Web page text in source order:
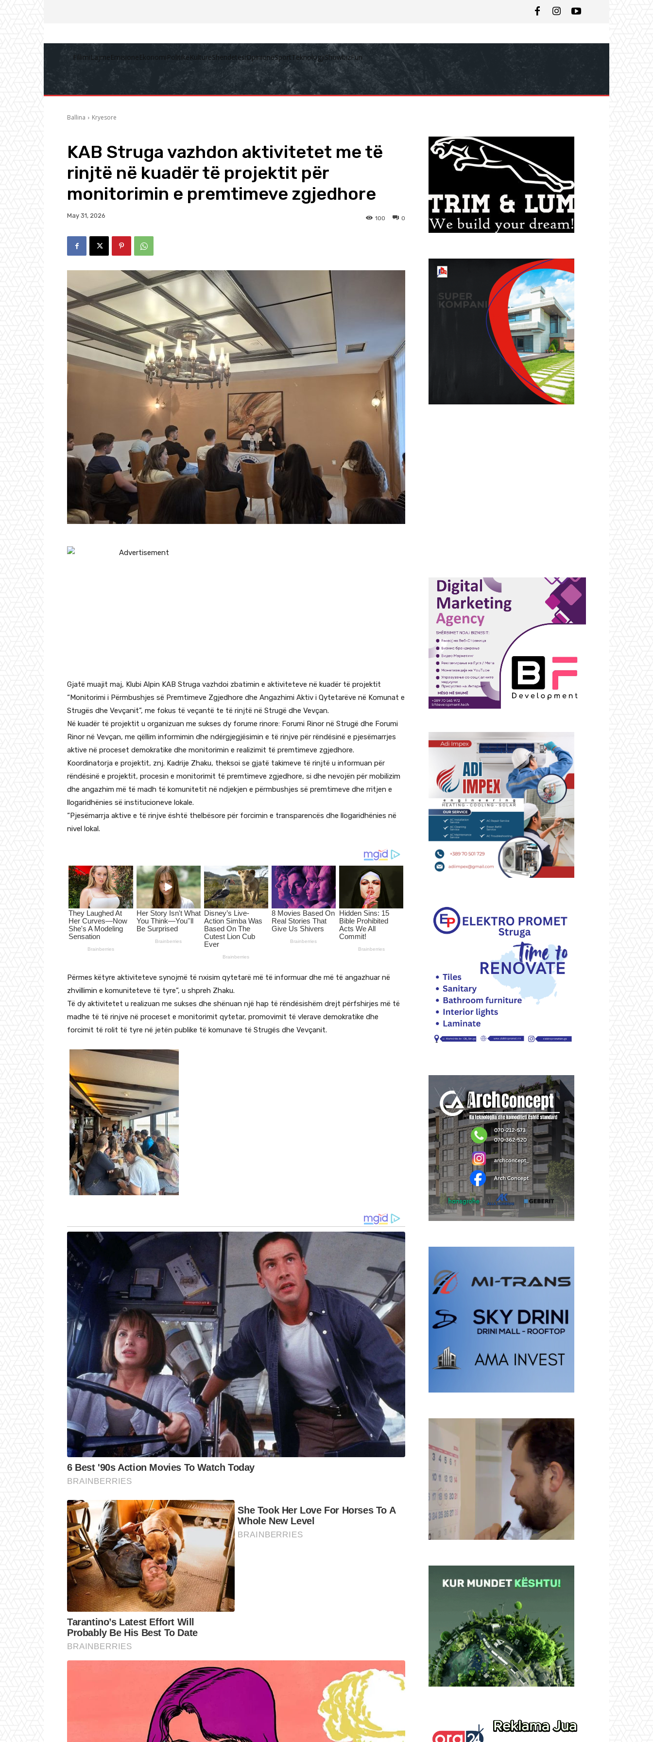
FillimiLajmeEmisioneEkonomiPolitikëKulturëShëndetësiOpinioneSportTeknologjiShowbizFun
Ballina Kryesore
KAB Struga vazhdon aktivitetet me të
rinjtë në kuadër të projektit për
monitorimin e premtimeve zgjedhore
May 31, 2026 0
100
Gjatë muajit maj, Klubi Alpin KAB Struga vazhdoi zbatimin e aktiviteteve në kuadër të projektit
“Monitorimi i Përmbushjes së Premtimeve Zgjedhore dhe Angazhimi Aktiv i Qytetarëve në Komunat e
Strugës dhe Vevçanit”, me fokus të veçantë te të rinjtë në Strugë dhe Vevçan.
Në kuadër të projektit u organizuan me sukses dy forume rinore: Forumi Rinor në Strugë dhe Forumi
Rinor në Vevçan, me qëllim informimin dhe ndërgjegjësimin e të rinjve për rëndësinë e pjesëmarrjes
aktive në proceset demokratike dhe monitorimin e realizimit të premtimeve zgjedhore.
Koordinatorja e projektit, znj. Kadrije Zhaku, theksoi se gjatë takimeve të rinjtë u informuan për
rëndësinë e projektit, procesin e monitorimit të premtimeve zgjedhore, si dhe nevojën për mobilizim
dhe angazhim më të madh të komunitetit në ndjekjen e përmbushjes së premtimeve dhe rritjen e
llogaridhënies së institucioneve lokale.
“Pjesëmarrja aktive e të rinjve është thelbësore për forcimin e transparencës dhe llogaridhënies në
nivel lokal.
Përmes këtyre aktiviteteve synojmë të nxisim qytetarë më të informuar dhe më të angazhuar në
zhvillimin e komuniteteve të tyre”, u shpreh Zhaku.
Të dy aktivitetet u realizuan me sukses dhe shënuan një hap të rëndësishëm drejt përfshirjes më të
madhe të të rinjve në proceset e monitorimit qytetar, promovimit të vlerave demokratike dhe
forcimit të rolit të tyre në jetën publike të komunave të Strugës dhe Vevçanit.